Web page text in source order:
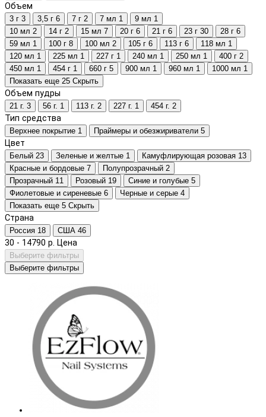
Объем
3 г 3 3,5 г 6 7 г 2 7 мл 1 9 мл 1
10 мл 2 14 г 2 15 мл 7 20 г 6 21 г 6 23 г 30 28 г 6
59 мл 1 100 г 8 100 мл 2 105 г 6 113 г 6 118 мл 1
120 мл 1 225 мл 1 227 г 1 240 мл 1 250 мл 1 400 г 2
450 мл 1 454 г 1 660 г 5 900 мл 1 960 мл 1 1000 мл 1
Показать еще 25 Скрыть
Объем пудры
21 г. 3 56 г. 1 113 г. 2 227 г. 1 454 г. 2
Тип средства
Верхнее покрытие 1 Праймеры и обезжириватели 5
Цвет
Белый 23 Зеленые и желтые 1 Камуфлирующая розовая 13
Красные и бордовые 7 Полупрозрачный 2
Прозрачный 11 Розовый 19 Синие и голубые 5
Фиолетовые и сиреневые 6 Черные и серые 4
Показать еще 5 Скрыть
Страна
Россия 18 США 46
30 - 14790 р. Цена
Выберите фильтры
Выберите фильтры